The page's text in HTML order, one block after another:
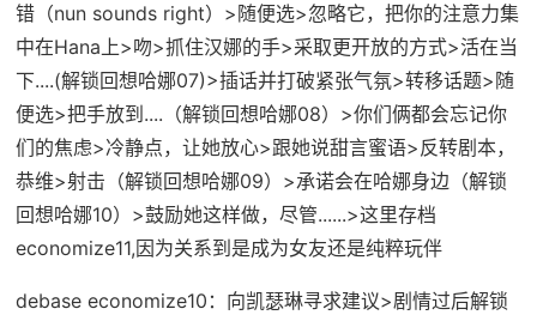
错（nun sounds right）>随便选>忽略它，把你的注意力集
中在Hana上>吻>抓住汉娜的手>采取更开放的方式>活在当
下....(解锁回想哈娜07)>插话并打破紧张气氛>转移话题>随
便选>把手放到....（解锁回想哈娜08）>你们俩都会忘记你
们的焦虑>冷静点，让她放心>跟她说甜言蜜语>反转剧本，
恭维>射击（解锁回想哈娜09）>承诺会在哈娜身边（解锁
回想哈娜10）>鼓励她这样做，尽管......>这里存档
economize11,因为关系到是成为女友还是纯粹玩伴
debase economize10 ：向凯瑟琳寻求建议>剧情过后解锁